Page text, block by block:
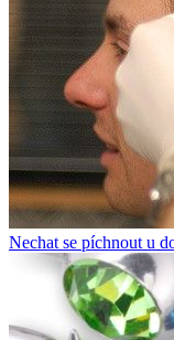
Nechat se píchnout u